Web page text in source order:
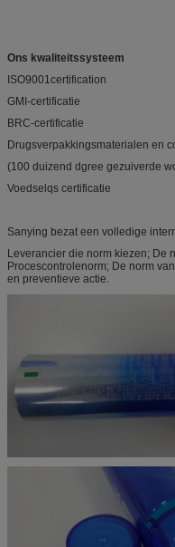
Ons kwaliteitssysteem
ISO9001certification
GMI-certificatie
BRC-certificatie
Drugsverpakkingsmaterialen en
(100 duizend dgree gezuiverde
Voedselqs certificatie
Sanying bezat een volledige
Leverancier die norm kiezen; De
Procescontrolenorm; De norm
en preventieve actie.